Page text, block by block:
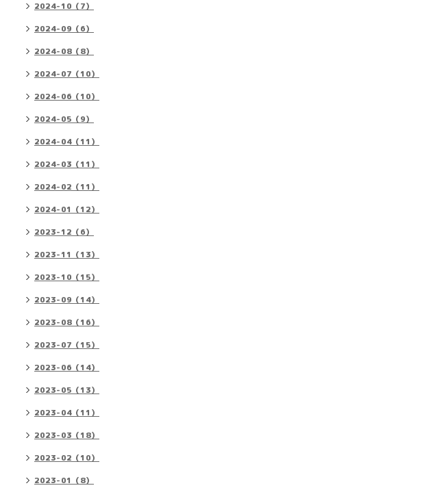
2024-10（7）
2024-09（6）
2024-08（8）
2024-07（10）
2024-06（10）
2024-05（9）
2024-04（11）
2024-03（11）
2024-02（11）
2024-01（12）
2023-12（6）
2023-11（13）
2023-10（15）
2023-09（14）
2023-08（16）
2023-07（15）
2023-06（14）
2023-05（13）
2023-04（11）
2023-03（18）
2023-02（10）
2023-01（8）